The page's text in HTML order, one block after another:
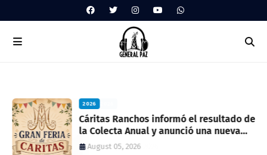
2026
Cáritas Ranchos informó el resultado de
la Colecta Anual y anunció una nueva
feria solidaria
August 05, 2026